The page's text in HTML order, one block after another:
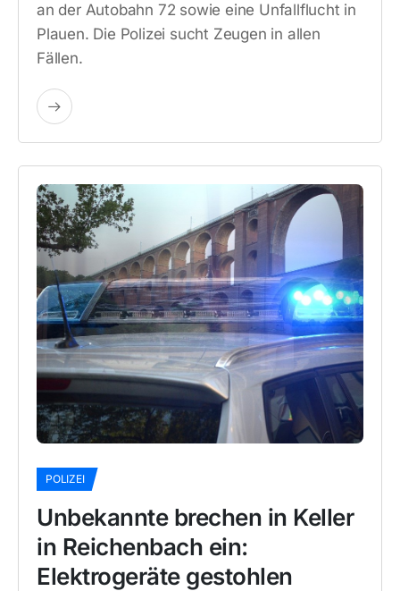
an der Autobahn 72 sowie eine Unfallflucht in
Plauen. Die Polizei sucht Zeugen in allen
Fällen.
POLIZEI
Unbekannte brechen in Keller
in Reichenbach ein:
Elektrogeräte gestohlen